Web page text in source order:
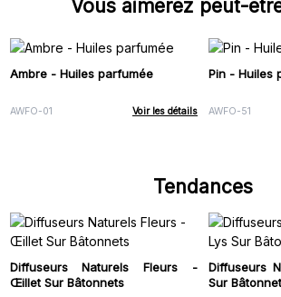
Vous aimerez peut-
Ambre - Huiles parfumée
AWFO-01 Voir les détails
Pin - Huiles
AWFO-51
Tendances
Diffuseurs Naturels Fleurs -
Œillet Sur Bâtonnets
Diffuseurs
Sur